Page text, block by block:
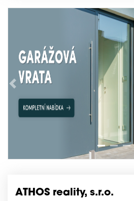
Předchozí
ATHOS reality, s.r.o.